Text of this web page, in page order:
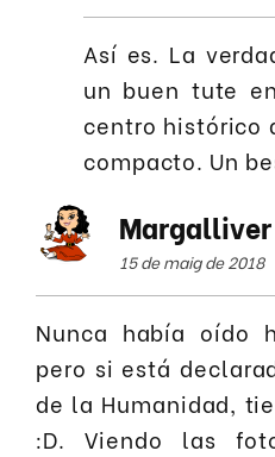
Así es. La
un buen tute
centro histórico
compacto. Un
Margalliver
15 de maig de 2018
Nunca había oído
pero si está
de la Humanidad,
:D. Viendo las